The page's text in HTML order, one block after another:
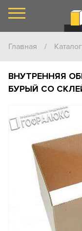
Главная / Каталог
ВНУТРЕННЯЯ
БУРЫЙ СО